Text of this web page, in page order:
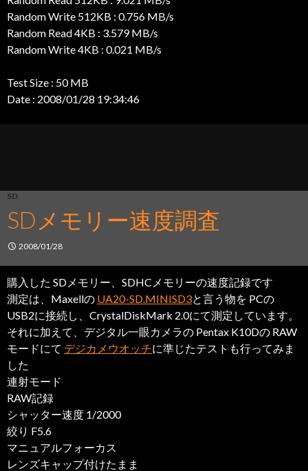
Random Write 512KB : 0.756 MB/s
Random Read 4KB : 3.579 MB/s
Random Write 4KB : 0.021 MB/s
Test Size : 50 MB
Date : 2008/01/28 19:34:46
SD
SDメモリー速度調査
2008/01/28
購入した SDメモリー、SDHCメモリーの速度記録です
測定は、Maxellの UA20-SD.MINISD3と言う物を PCの
USB2に接続し、CrystalDiskMark 2.0にて測定しています。
それに加えて、デジタル一眼カメラの Pentax K10Dの RAW
モードにて デジカメウオッチに準じたテストも行ってみま
した
連射モード
RAW記録
シャッター速度 1/2000
絞り F5.6
マニュアルフォーカス
レンズキャップ付けたまま